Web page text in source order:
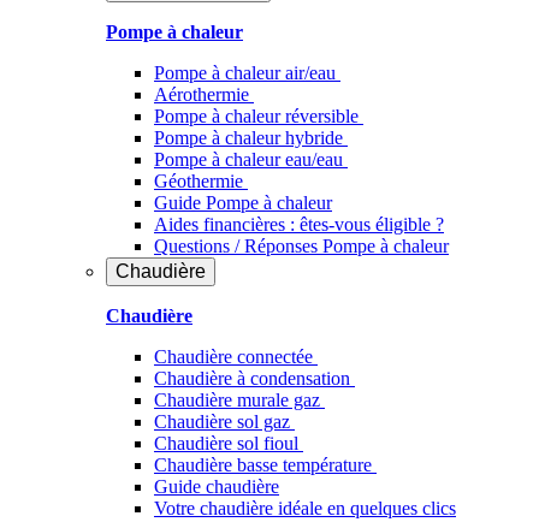
Pompe à chaleur
Pompe à chaleur air/eau
Aérothermie
Pompe à chaleur réversible
Pompe à chaleur hybride
Pompe à chaleur​ eau/eau
Géothermie
Guide Pompe à chaleur
Aides financières : êtes-vous éligible ?
Questions / Réponses Pompe à chaleur
Chaudière
Chaudière
Chaudière connectée
Chaudière à condensation
Chaudière murale gaz
Chaudière sol gaz
Chaudière sol fioul
Chaudière basse température
Guide chaudière
Votre chaudière idéale en quelques clics